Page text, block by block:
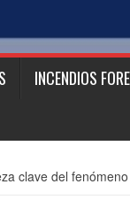
INCENDIOS
clave del